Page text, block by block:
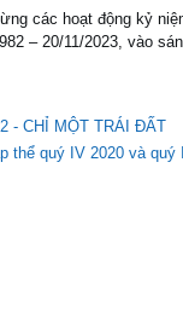
các hoạt động kỷ
– 20/11/2023, vào
- CHỈ MỘT TRÁI ĐẤT
thể quý IV 2020 và quý